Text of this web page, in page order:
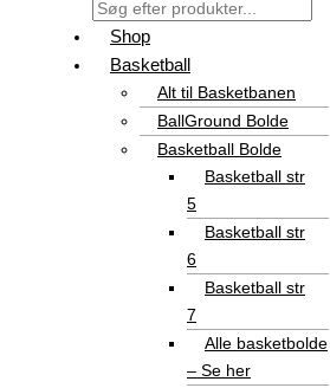
Shop
Basketball
Alt til Basketbanen
BallGround Bolde
Basketball Bolde
Basketball str
5
Basketball str
6
Basketball str
7
Alle basketbolde
– Se her